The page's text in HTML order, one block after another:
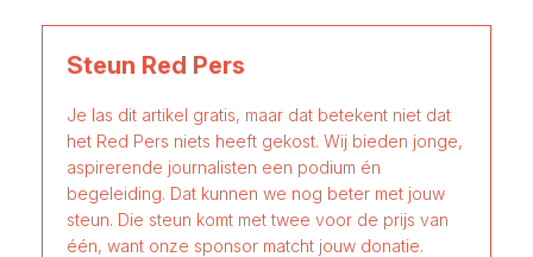
Steun Red Pers
Je las dit artikel gratis, maar dat betekent niet dat
het Red Pers niets heeft gekost. Wij bieden jonge,
aspirerende journalisten een podium én
begeleiding. Dat kunnen we nog beter met jouw
steun. Die steun komt met twee voor de prijs van
één, want onze sponsor matcht jouw donatie.